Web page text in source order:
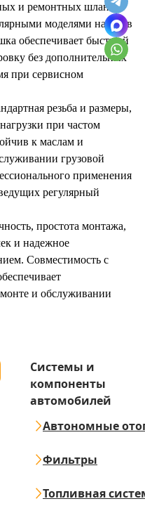
и ремонтных шлангов
моделями насосов
обеспечивает быстрый
без дополнительных
при сервисном
резьба и размеры,
при частом
к маслам и
грузовой
применения
регулярный
простота монтажа,
и надежное
Совместимость с
и обслуживании
Системы и
компоненты
автомобилей
Автономные
Фильтры
Топливная